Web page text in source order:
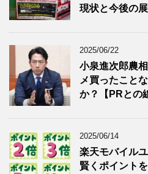
現状と今後の
2025/06/22
小泉進次郎農
メ買ったこと
か？【PRとの
2025/06/14
楽天モバイル
賢くポイント